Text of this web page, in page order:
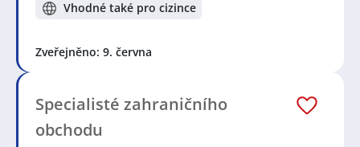
Vhodné také pro cizince
Zveřejněno: 9. června
Specialisté zahraničního
obchodu